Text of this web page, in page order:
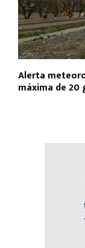
Alerta
máxima de 20